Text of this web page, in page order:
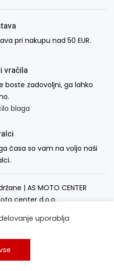
pri nakupu nad 50 EUR.
vračila
boste zadovoljni, ga lahko
blaga
časa so vam na voljo naši
| AS MOTO CENTER
center d.o.o.
uporablja